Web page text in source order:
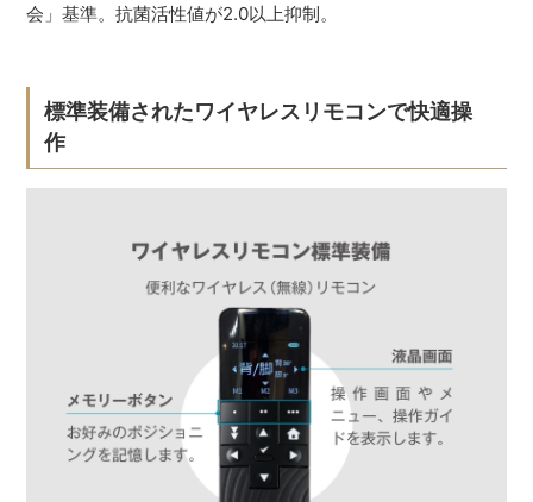
会」基準。抗菌活性値が2.0以上抑制。
標準装備されたワイヤレスリモコンで快適操
作